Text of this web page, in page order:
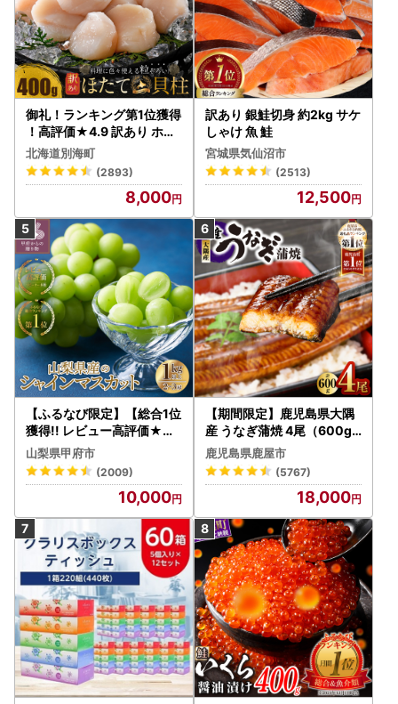
御礼！ランキング第1位獲得
！高評価★4.9 訳あり ホタ
テ 400g（ほたて 帆立 貝柱
冷凍 ）
北海道別海町
(2893)
8,000
訳あり 銀鮭切身 約2kg サケ
しゃけ 魚 鮭
宮城県気仙沼市
(2513)
12,500
【ふるなび限定】【総合1位
獲得!! レビュー高評価★】
〈2026年度配送分〉山梨
県産 シャインマスカット 2
～3房（1.0kg以上）シャイ
ン フルーツ FN-Limited-S
P
山梨県甲府市
(2009)
10,000
【期間限定】鹿児島県大隅
産 うなぎ蒲焼 4尾（600g
） KN007-004-04-cp18
うなぎ 鰻 魚 惣菜 総菜
鹿児島県鹿屋市
(5767)
18,000